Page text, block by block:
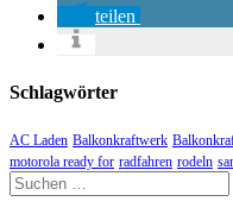
teilen
Schlagwörter
AC Laden Balkonkraftwerk
motorola ready for radfahren rodeln
Suchen
nach: